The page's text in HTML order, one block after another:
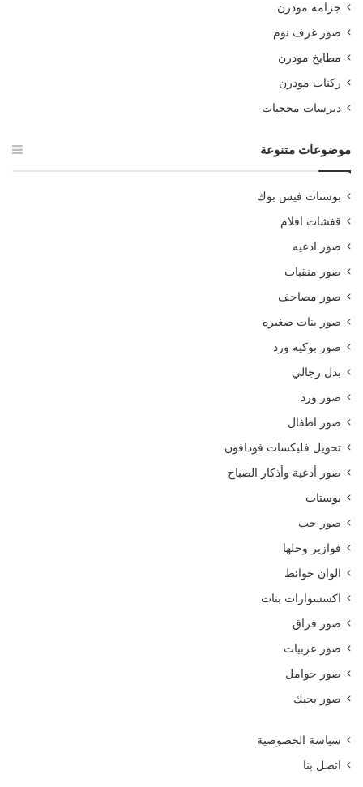
جزامة مودرن
صور غرف نوم
مطابخ مودرن
ركنات مودرن
ديرسات محجبات
موضوعات متنوعة
بوستات فيس بوك
قفشات افلام
صور ادعيه
صور منقبات
صور مصاحف
صور بنات صغيره
صور بوكيه ورد
بدل رجالي
صور ورد
صور اطفال
تحويل فليكسات فودافون
صور أدعية وأذكار الصباح
بوستات
صور حب
فوازير وحلها
الوان حوائط
اكسسوارات بنات
صور فراق
صور عربيات
صور حوامل
صور بحبك
سياسة الخصوصية
اتصل بنا